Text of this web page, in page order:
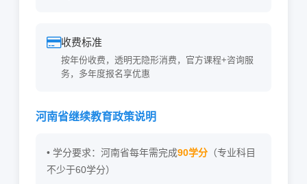
收费标准
按年份收费，透明无隐形消费，官方课程+咨询服
务，多年度报名享优惠
河南省继续教育政策说明
• 学分要求：河南省每年需完成90学分（专业科目
不少于60学分）